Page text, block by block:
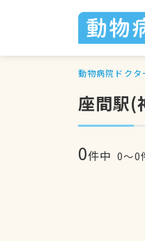
動物病院ドクタ
座間駅(
0件中 0〜0